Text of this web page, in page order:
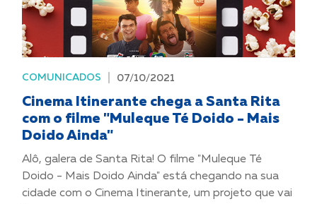
COMUNICADOS 07/10/2021
Cinema Itinerante chega a Santa Rita
com o filme "Muleque Té Doido - Mais
Doido Ainda"
Alô, galera de Santa Rita! O filme "Muleque Té
Doido - Mais Doido Ainda" está chegando na sua
cidade com o Cinema Itinerante, um projeto que vai